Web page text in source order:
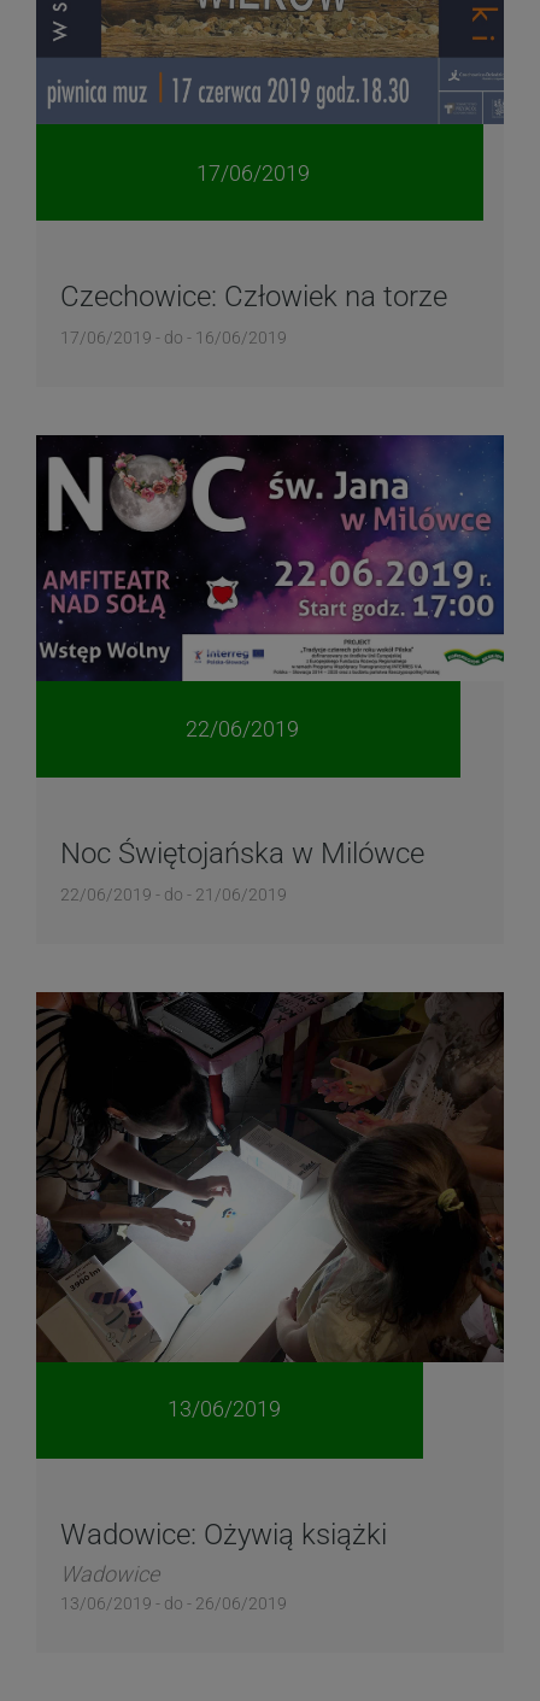
17/06/2019
Czechowice: Człowiek na torze
17/06/2019 - do - 16/06/2019
22/06/2019
Noc Świętojańska w Milówce
22/06/2019 - do - 21/06/2019
13/06/2019
Wadowice: Ożywią książki
Wadowice
13/06/2019 - do - 26/06/2019